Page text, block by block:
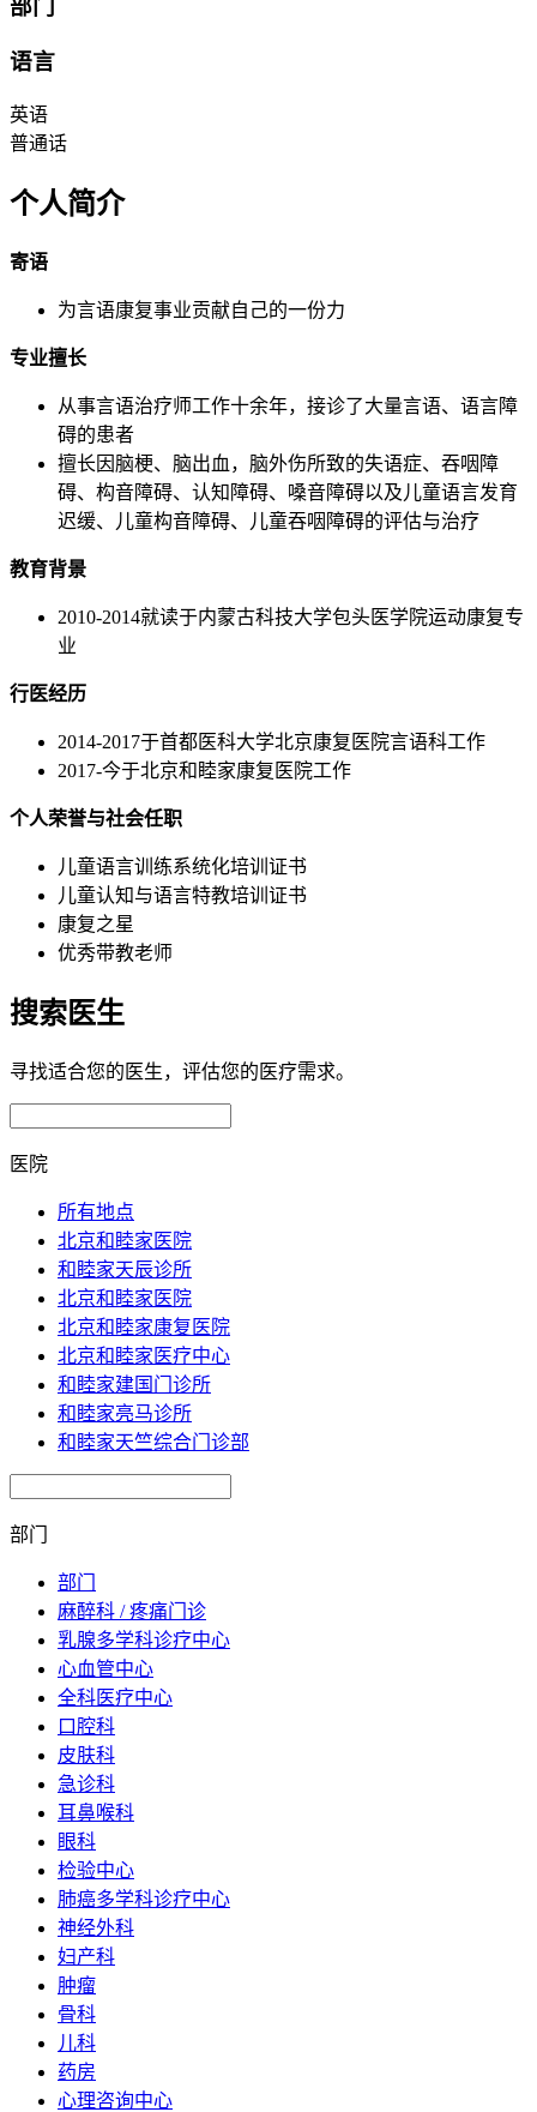
部门
语言
英语
普通话
个人简介
寄语
为言语康复事业贡献自己的一份力
专业擅长
从事言语治疗师工作十余年，接诊了大量言语、语言障
碍的患者
擅长因脑梗、脑出血，脑外伤所致的失语症、吞咽障
碍、构音障碍、认知障碍、嗓音障碍以及儿童语言发育
迟缓、儿童构音障碍、儿童吞咽障碍的评估与治疗
教育背景
2010-2014就读于内蒙古科技大学包头医学院运动康复专
业
行医经历
2014-2017于首都医科大学北京康复医院言语科工作
2017-今于北京和睦家康复医院工作
个人荣誉与社会任职
儿童语言训练系统化培训证书
儿童认知与语言特教培训证书
康复之星
优秀带教老师
搜索医生
寻找适合您的医生，评估您的医疗需求。
医院
所有地点
北京和睦家医院
和睦家天辰诊所
北京和睦家医院
北京和睦家康复医院
北京和睦家医疗中心
和睦家建国门诊所
和睦家亮马诊所
和睦家天竺综合门诊部
部门
部门
麻醉科 / 疼痛门诊
乳腺多学科诊疗中心
心血管中心
全科医疗中心
口腔科
皮肤科
急诊科
耳鼻喉科
眼科
检验中心
肺癌多学科诊疗中心
神经外科
妇产科
肿瘤
骨科
儿科
药房
心理咨询中心